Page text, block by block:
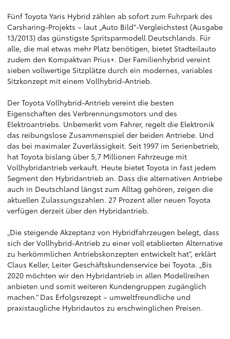
Fünf Toyota Yaris Hybrid zählen ab sofort zum Fuhrpark des
Carsharing-Projekts – laut „Auto Bild“-Vergleichstest (Ausgabe
13/2013) das günstigste Spritsparmodell Deutschlands. Für
alle, die mal etwas mehr Platz benötigen, bietet Stadteilauto
zudem den Kompaktvan Prius+. Der Familienhybrid vereint
sieben vollwertige Sitzplätze durch ein modernes, variables
Sitzkonzept mit einem Vollhybrid-Antrieb.
Der Toyota Vollhybrid-Antrieb vereint die besten
Eigenschaften des Verbrennungsmotors und des
Elektroantriebs. Unbemerkt vom Fahrer, regelt die Elektronik
das reibungslose Zusammenspiel der beiden Antriebe. Und
das bei maximaler Zuverlässigkeit. Seit 1997 im Serienbetrieb,
hat Toyota bislang über 5,7 Millionen Fahrzeuge mit
Vollhybridantrieb verkauft. Heute bietet Toyota in fast jedem
Segment den Hybridantrieb an. Dass die alternativen Antriebe
auch in Deutschland längst zum Alltag gehören, zeigen die
aktuellen Zulassungszahlen. 27 Prozent aller neuen Toyota
verfügen derzeit über den Hybridantrieb.
„Die steigende Akzeptanz von Hybridfahrzeugen belegt, dass
sich der Vollhybrid-Antrieb zu einer voll etablierten Alternative
zu herkömmlichen Antriebskonzepten entwickelt hat“, erklärt
Claus Keller, Leiter Geschäftskundenservice bei Toyota. „Bis
2020 möchten wir den Hybridantrieb in allen Modellreihen
anbieten und somit weiteren Kundengruppen zugänglich
machen.“ Das Erfolgsrezept – umweltfreundliche und
praxistaugliche Hybridautos zu erschwinglichen Preisen.